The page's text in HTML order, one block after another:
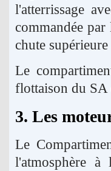
l'atterrissage
commandée
chute
Le
flottaison du SA
3. Les
Le
l'atmosphère